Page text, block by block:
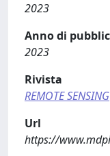
2023
Anno di
2023
Rivista
REMOTE SENSING
Url
https://